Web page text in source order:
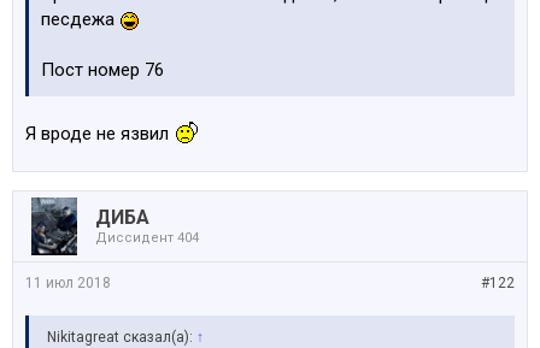
песдежа
Пост номер 76
Я вроде не язвил
ДИБА
Диссидент 404
#122
11 июл 2018
Nikitagreat сказал(а): ↑